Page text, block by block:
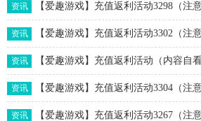
资讯 【爱趣游戏】充值返利活动3298（注
资讯 【爱趣游戏】充值返利活动3302（注
资讯 【爱趣游戏】充值返利活动（内容自
资讯 【爱趣游戏】充值返利活动3304（注
资讯 【爱趣游戏】充值返利活动3267（注